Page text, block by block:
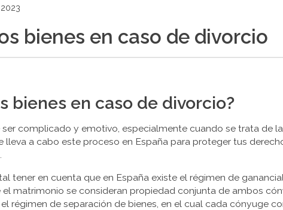
bienes en caso de divorcio
bienes en caso de divorcio?
complicado y emotivo, especialmente cuando se trata de la
a cabo este proceso en España para proteger tus
tener en cuenta que en España existe el régimen de
matrimonio se consideran propiedad conjunta de ambos
régimen de separación de bienes, en el cual cada cónyuge